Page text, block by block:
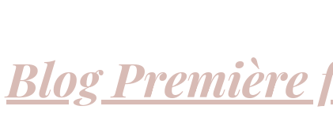
Blog Première